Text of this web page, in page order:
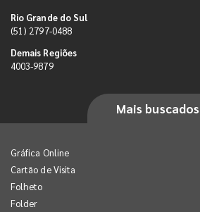
Rio Grande do Sul
(51) 2797-0488
Demais Regiões
4003-9879
Mais buscados
Gráfica Online
Cartão de Visita
Folheto
Folder